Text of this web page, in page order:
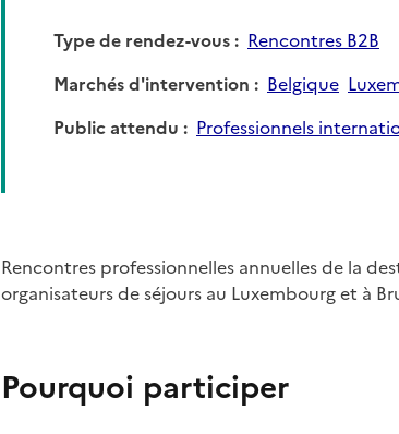
Type de rendez-vous
Rencontres B2B
Marchés d'intervention
Belgique
Public attendu
Professionnels
Rencontres professionnelles annuelles de la
organisateurs de séjours au Luxembourg et à
Pourquoi participer